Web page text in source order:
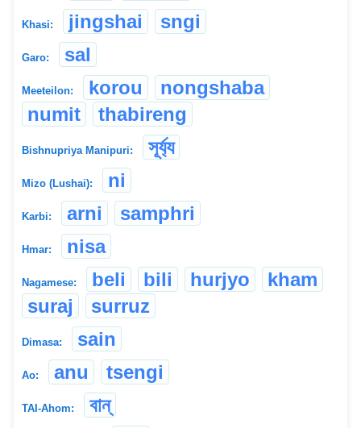
Khasi: jingshai sngi
Garo: sal
Meeteilon: korou
nongshaba
numit
thabireng
Bishnupriya Manipuri: সূৰ্য্য
Mizo (Lushai): ni
Karbi: arni samphri
Hmar: nisa
Nagamese: beli bili hurjyo
kham
suraj
surruz
Dimasa: sain
Ao: anu tsengi
TAI-Ahom: বান্